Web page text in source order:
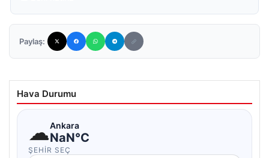
Paylaş:
Hava Durumu
☁Ankara
NaN°C
ŞEHIR SEÇ